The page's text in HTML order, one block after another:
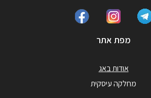
מפת אתר
אודות באג
מחלקה עיסקית